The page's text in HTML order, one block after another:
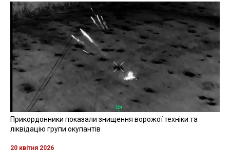
Прикордонники показали знищення ворожої техніки та
ліквідацію групи окупантів
20 квітня 2026